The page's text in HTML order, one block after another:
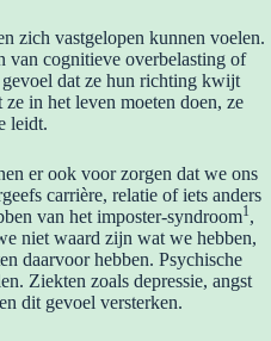
zich vastgelopen kunnen voelen.
van cognitieve overbelasting of
dat ze hun richting kwijt
in het leven moeten doen, ze
leidt.
er ook voor zorgen dat we ons
carrière, relatie of iets anders
van het imposter-syndroom1,
niet waard zijn wat we hebben,
daarvoor hebben. Psychische
Ziekten zoals depressie, angst
dit gevoel versterken.